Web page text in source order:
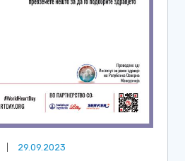
29.09.2023